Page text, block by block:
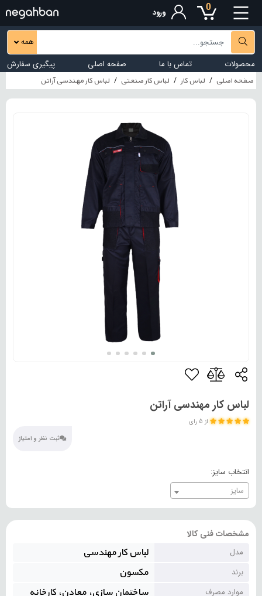
0 ورود
همه
محصولات
تماس با ما صفحه اصلی پیگیری سفارش
صفحه اصلی لباس کار لباس کار صنعتی لباس کار مهندسی آراتن
لباس کار مهندسی آراتن
از 5 رای
ثبت نظر و امتیاز
انتخاب سایز:
سایز
مشخصات فنی کالا
مدل لباس کار مهندسی
برند مکسون
موارد مصرف
ساختمان سازی، معادن، کارخانه